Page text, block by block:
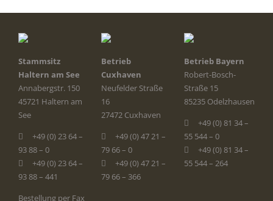
Stammsitz
Haltern am See
Annabergstr. 150
45721 Haltern am
See
+49 (0) 23 64 –
93 88 – 0
+49 (0) 23 64 –
93 88 – 441
Bestellung per Fax
Betrieb
Cuxhaven
Neufelder Straße
16
27472 Cuxhaven
+49 (0) 47 21 –
79 66 – 0
+49 (0) 47 21 –
79 66 – 366
Betrieb Bayern
Robert-Bosch-
Straße 15
85235 Odelzhausen
+49 (0) 81 34 –
55 544 – 0
+49 (0) 81 34 –
55 544 – 264